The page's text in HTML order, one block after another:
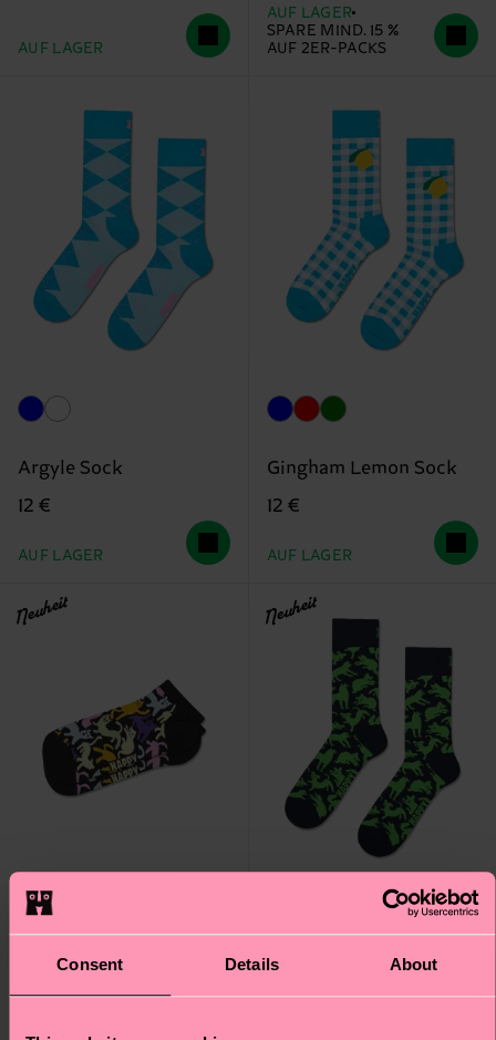
Consent Details About
AUF LAGER
AUF LAGER
SPARE MIND. 15 %
AUF 2ER-PACKS
Argyle Sock
12 €
AUF LAGER
Gingham Lemon Sock
12 €
AUF LAGER
Neuheit
Cat Low Sock
Neuheit
Dog Sock